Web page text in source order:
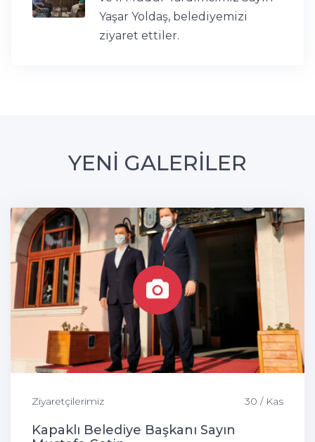
Yaşar Yoldaş, belediyemizi
ziyaret ettiler.
YENİ GALERİLER
Ziyaretçilerimiz 30 / Kas
Kapaklı Belediye Başkanı Sayın